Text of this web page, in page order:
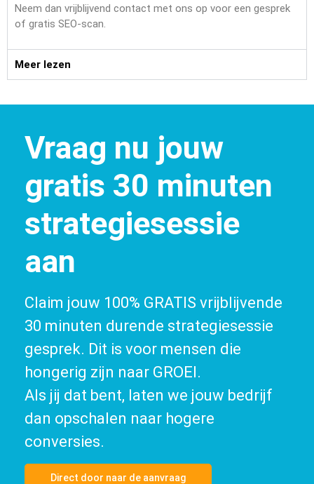
Neem dan vrijblijvend contact met ons op voor een gesprek
of gratis SEO-scan.
Meer lezen
Vraag nu jouw
gratis 30 minuten
strategiesessie
aan
Claim jouw 100% GRATIS vrijblijvende
30 minuten durende strategiesessie
gesprek. Dit is voor mensen die
hongerig zijn naar GROEI.
Als jij dat bent, laten we jouw bedrijf
dan opschalen naar hogere
conversies.
Direct door naar de aanvraag